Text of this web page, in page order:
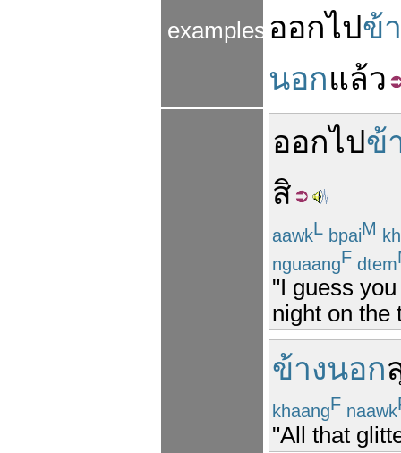
examples ออกไปข้
นอกแล้ว
ออกไปข้
สิ
aawkL bpaiM
nguaangF dtem
"I guess
night on the
ข้างนอก
khaangF naawk
"All that